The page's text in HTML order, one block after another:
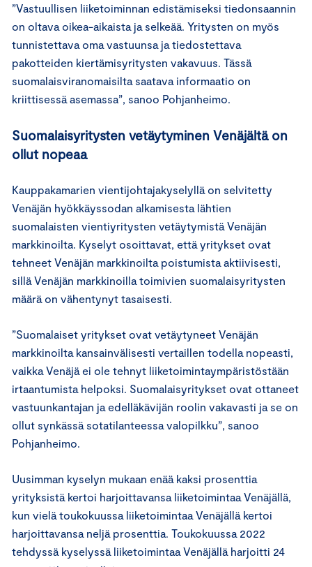
”Vastuullisen liiketoiminnan edistämiseksi tiedonsaannin
on oltava oikea-aikaista ja selkeää. Yritysten on myös
tunnistettava oma vastuunsa ja tiedostettava
pakotteiden kiertämisyritysten vakavuus. Tässä
suomalaisviranomaisilta saatava informaatio on
kriittisessä asemassa”, sanoo Pohjanheimo.
Suomalaisyritysten vetäytyminen Venäjältä on
ollut nopeaa
Kauppakamarien vientijohtajakyselyllä on selvitetty
Venäjän hyökkäyssodan alkamisesta lähtien
suomalaisten vientiyritysten vetäytymistä Venäjän
markkinoilta. Kyselyt osoittavat, että yritykset ovat
tehneet Venäjän markkinoilta poistumista aktiivisesti,
sillä Venäjän markkinoilla toimivien suomalaisyritysten
määrä on vähentynyt tasaisesti.
”Suomalaiset yritykset ovat vetäytyneet Venäjän
markkinoilta kansainvälisesti vertaillen todella nopeasti,
vaikka Venäjä ei ole tehnyt liiketoimintaympäristöstään
irtaantumista helpoksi. Suomalaisyritykset ovat ottaneet
vastuunkantajan ja edelläkävijän roolin vakavasti ja se on
ollut synkässä sotatilanteessa valopilkku”, sanoo
Pohjanheimo.
Uusimman kyselyn mukaan enää kaksi prosenttia
yrityksistä kertoi harjoittavansa liiketoimintaa Venäjällä,
kun vielä toukokuussa liiketoimintaa Venäjällä kertoi
harjoittavansa neljä prosenttia. Toukokuussa 2022
tehdyssä kyselyssä liiketoimintaa Venäjällä harjoitti 24